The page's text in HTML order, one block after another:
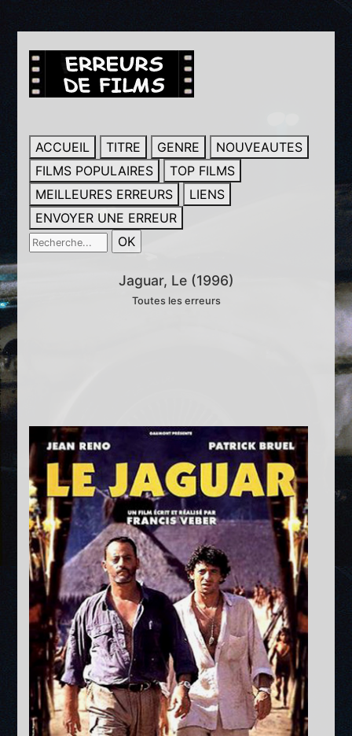
ACCUEIL TITRE GENRE
NOUVEAUTES
FILMS POPULAIRES
TOP FILMS
MEILLEURES ERREURS
LIENS
ENVOYER UNE ERREUR
Jaguar, Le (1996)
Toutes les erreurs